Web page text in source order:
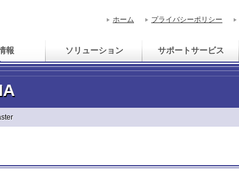
ホーム プライバシーポリシー
報 ソリューション サポートサービス